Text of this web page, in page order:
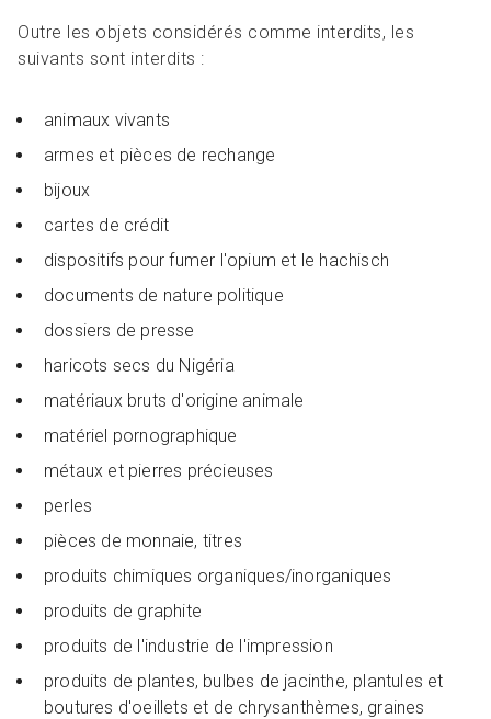
Outre les objets considérés comme interdits, les
suivants sont interdits :
animaux vivants
armes et pièces de rechange
bijoux
cartes de crédit
dispositifs pour fumer l'opium et le hachisch
documents de nature politique
dossiers de presse
haricots secs du Nigéria
matériaux bruts d'origine animale
matériel pornographique
métaux et pierres précieuses
perles
pièces de monnaie, titres
produits chimiques organiques/inorganiques
produits de graphite
produits de l'industrie de l'impression
produits de plantes, bulbes de jacinthe, plantules et
boutures d'oeillets et de chrysanthèmes, graines